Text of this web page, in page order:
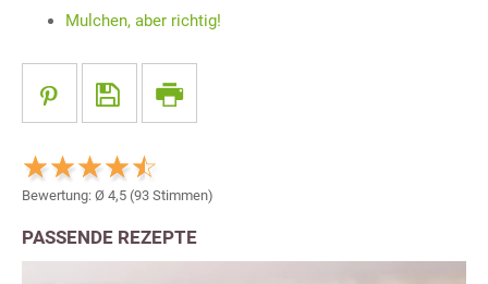
Mulchen, aber richtig!
Bewertung: Ø 4,5 (93 Stimmen)
PASSENDE REZEPTE